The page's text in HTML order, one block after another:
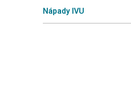
Nápady IVU